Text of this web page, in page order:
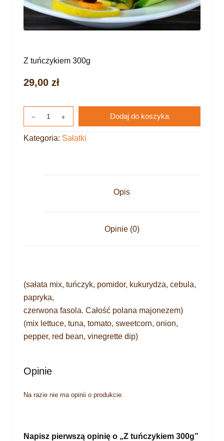
Z tuńczykiem 300g
29,00 zł
Dodaj do koszyka
Kategoria: Sałatki
Opis
Opinie (0)
(sałata mix, tuńczyk, pomidor, kukurydza, cebula,
papryka,
czerwona fasola. Całość polana majonezem)
(mix lettuce, tuna, tomato, sweetcorn, onion,
pepper, red bean, vinegrette dip)
Opinie
Na razie nie ma opinii o produkcie.
Napisz pierwszą opinię o „Z tuńczykiem 300g”